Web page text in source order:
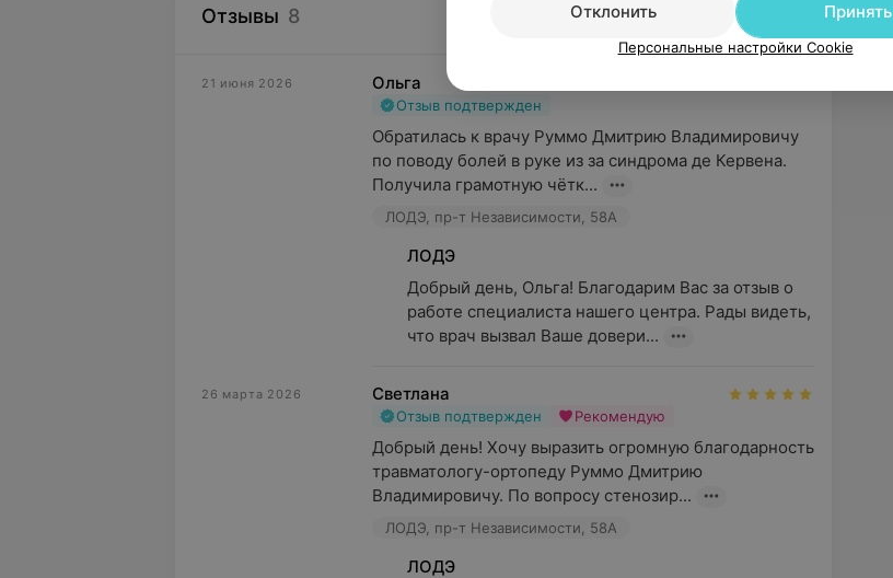
Отзывы 8 ЛОДЭ, пр-т Независимости, 58А
21 июня 2026 Ольга
Отзыв подтвержден
Обратилась к врачу Руммо Дмитрию Владимировичу
по поводу болей в руке из за синдрома де Кервена.
Получила грамотную чётк...
ЛОДЭ, пр-т Независимости, 58А
ЛОДЭ
Добрый день, Ольга! Благодарим Вас за отзыв о
работе специалиста нашего центра. Рады видеть,
что врач вызвал Ваше довери...
26 марта 2026 Светлана
Отзыв подтвержден Рекомендую
Добрый день! Хочу выразить огромную благодарность
травматологу-ортопеду Руммо Дмитрию
Владимировичу. По вопросу стенозир...
ЛОДЭ, пр-т Независимости, 58А
ЛОДЭ
Отклонить
Принять
Персональные настройки Cookie